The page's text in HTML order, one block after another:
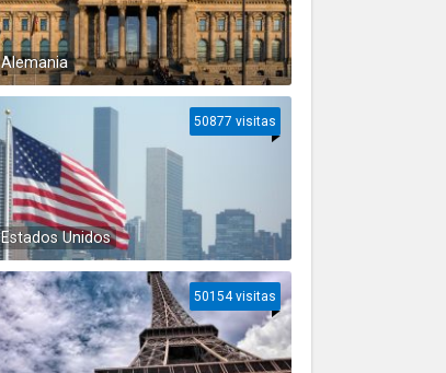
Alemania
Estados Unidos
50877 visitas
50154 visitas